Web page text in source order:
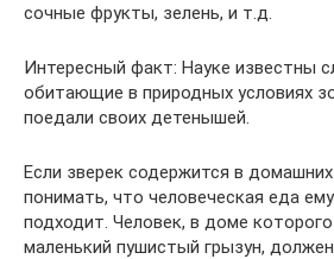
сочные фрукты, зелень, и т.д.
Интересный факт: Науке известны
обитающие в природных условиях
поедали своих детенышей.
Если зверек содержится в
понимать, что человеческая еда
подходит. Человек, в доме
маленький пушистый грызун,